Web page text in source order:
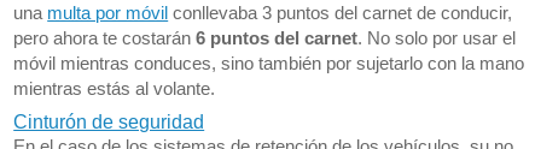
una multa por móvil conllevaba 3 puntos del carnet de conducir,
pero ahora te costarán6 puntos del carnet. No solo por usar el
móvil mientras conduces, sino también por sujetarlo con la mano
mientras estás al volante.
Cinturón de seguridad